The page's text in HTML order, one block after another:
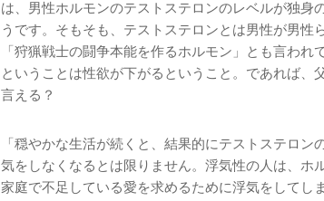
は、男性ホルモンのテストステロンのレベルが独身
うです。そもそも、テストステロンとは男性が男性
「狩猟戦士の闘争本能を作るホルモン」とも言わ
ということは性欲が下がるということ。であれば、
言える？
「穏やかな生活が続くと、結果的にテストステロ
気をしなくなるとは限りません。浮気性の人は、ホ
家庭で不足している愛を求めるために浮気をしてし